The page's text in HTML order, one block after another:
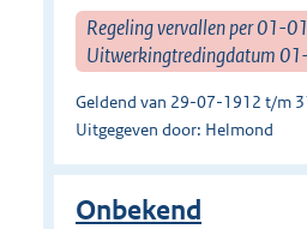
Regeling vervallen per 01-
Uitwerkingtredingdatum
Geldend van 29-07-1912 t/m
Uitgegeven door: Helmond
Onbekend